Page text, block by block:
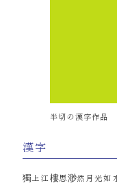
半切の漢字作品
漢字
獨上江樓思渺然月光